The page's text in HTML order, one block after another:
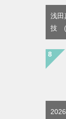
浅
技 (